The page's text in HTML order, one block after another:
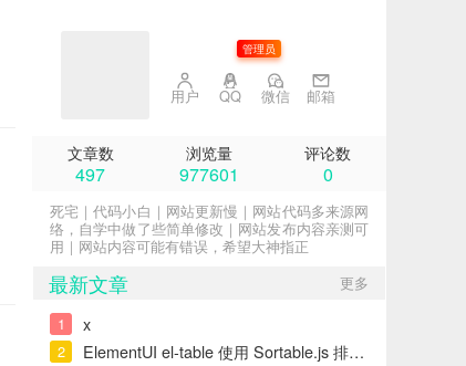
管理员
用户 QQ 微信 邮箱
文章数
497
浏览量
977601
评论数
0
死宅｜代码小白｜网站更新慢｜网站代码多来源网
络，自学中做了些简单修改｜网站发布内容亲测可
用｜网站内容可能有错误，希望大神指正
更多
最新文章
1 x
2 ElementUI el-table 使用 Sortable.js 排序错误解决